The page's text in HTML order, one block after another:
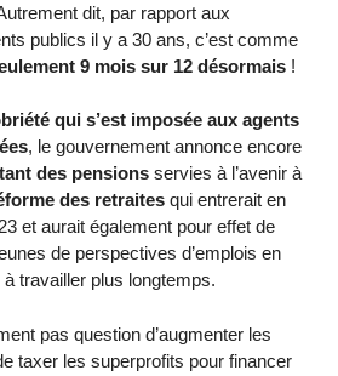
dit, par rapport aux
publics il y a 30 ans, c’est comme
9 mois sur 12 désormais !
qui s’est imposée aux agents
, le gouvernement annonce encore
des pensions servies à l’avenir à
des retraites qui entrerait en
et aurait également pour effet de
de perspectives d’emplois en
travailler plus longtemps.
pas question d’augmenter les
taxer les superprofits pour financer